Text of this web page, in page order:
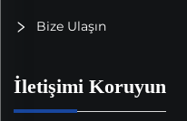
Bize Ulaşın
İletişimi Koruyun